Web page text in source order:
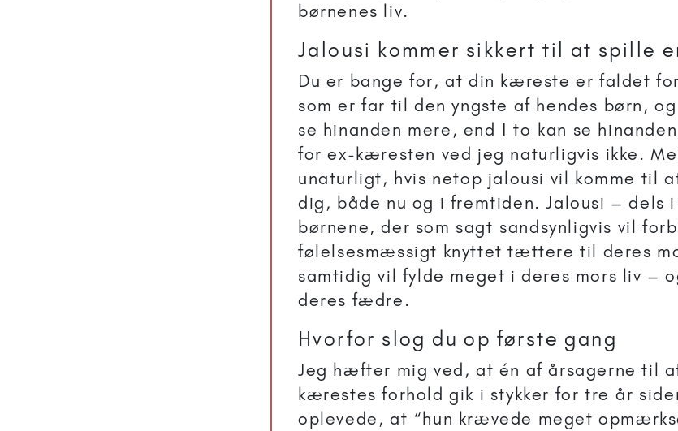
børnenes liv.
Jalousi kommer sikkert til at spille
Du er bange for, at din kæreste er faldet
som er far til den yngste af hendes børn,
se hinanden mere, end I to kan se
for ex-kæresten ved jeg naturligvis ikke.
unaturligt, hvis netop jalousi vil komme til
dig, både nu og i fremtiden. Jalousi – dels
børnene, der som sagt sandsynligvis vil
følelsesmæssigt knyttet tættere til deres
samtidig vil fylde meget i deres mors liv –
deres fædre.
Hvorfor slog du op første gang
Jeg hæfter mig ved, at én af årsagerne til
kærestes forhold gik i stykker for tre år
oplevede, at “hun krævede meget